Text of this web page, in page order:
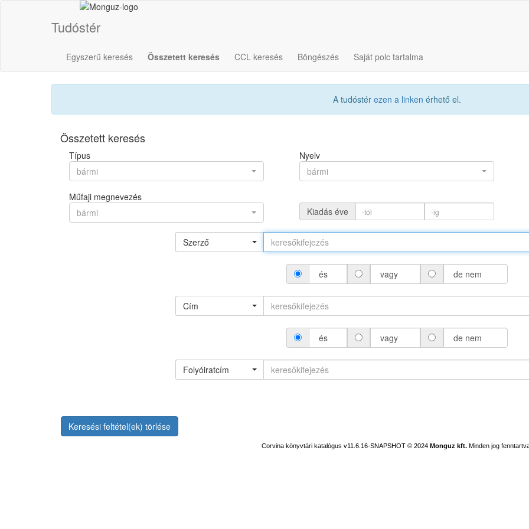
Tudóstér
Egyszerű keresés Összetett keresés CCL keresés Böngészés Saját polc tartalma
A tudóstér ezen a linken érhető el.
Összetett keresés
Típus
bármi
Nyelv
bármi
Műfaji megnevezés
bármi
Kiadás éve
Szerző
és vagy de nem
Cím
és vagy de nem
Folyóiratcím
Keresési feltétel(ek) törlése
Corvina könyvtári katalógus v11.6.16-SNAPSHOT © 2024 Monguz kft. Minden jog